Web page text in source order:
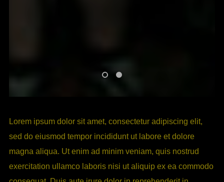
Lorem ipsum dolor sit amet, consectetur adipiscing elit,
sed do eiusmod tempor incididunt ut labore et dolore
magna aliqua. Ut enim ad minim veniam, quis nostrud
exercitation ullamco laboris nisi ut aliquip ex ea commodo